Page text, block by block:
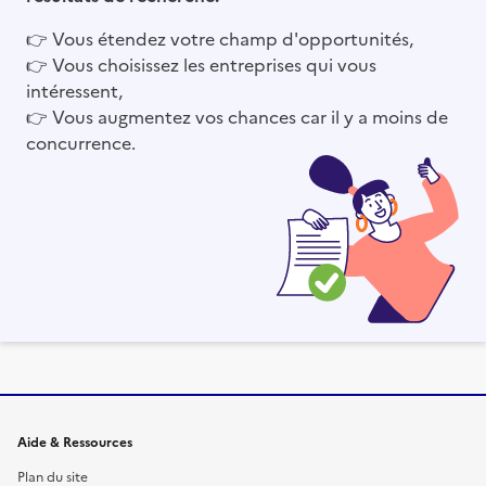
👉 Vous étendez votre champ d'opportunités,
👉 Vous choisissez les entreprises qui vous
intéressent,
👉 Vous augmentez vos chances car il y a moins de
concurrence.
Informations et liens du site
Aide & Ressources
Plan du site